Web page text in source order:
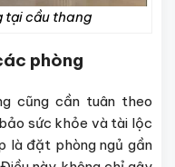
tại cầu thang
phòng
cũng cần tuân theo
sức khỏe và tài lộc
là đặt phòng ngủ gần